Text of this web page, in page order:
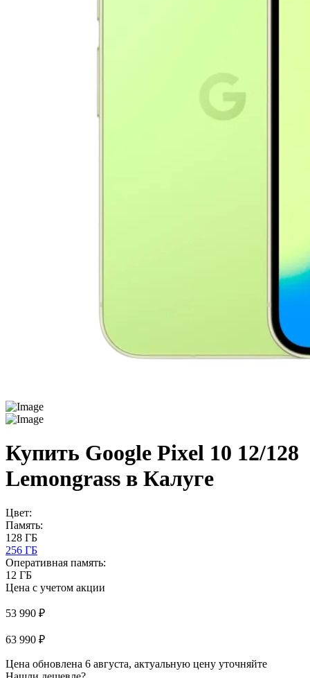
Купить Google Pixel 10 12/128
Lemongrass в Калуге
Цвет:
Память:
128 ГБ
256 ГБ
Оперативная память:
12 ГБ
Цена с учетом акции
53 990 ₽
63 990 ₽
Цена обновлена 6 августа, актуальную цену уточняйте